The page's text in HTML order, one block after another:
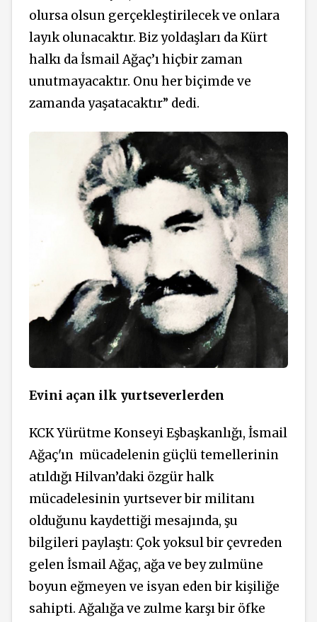
olursa olsun gerçekleştirilecek ve onlara
layık olunacaktır. Biz yoldaşları da Kürt
halkı da İsmail Ağaç’ı hiçbir zaman
unutmayacaktır. Onu her biçimde ve
zamanda yaşatacaktır” dedi.
Evini açan ilk yurtseverlerden
KCK Yürütme Konseyi Eşbaşkanlığı, İsmail
Ağaç'ın mücadelenin güçlü temellerinin
atıldığı Hilvan’daki özgür halk
mücadelesinin yurtsever bir militanı
olduğunu kaydettiği mesajında, şu
bilgileri paylaştı: Çok yoksul bir çevreden
gelen İsmail Ağaç, ağa ve bey zulmüne
boyun eğmeyen ve isyan eden bir kişiliğe
sahipti. Ağalığa ve zulme karşı bir öfke